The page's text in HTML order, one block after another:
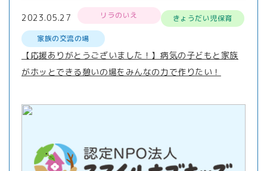
2023.05.27 リラのいえ
きょうだい児保育
家族の交流の場
【応援ありがとうございました！】病気の子どもと家族
がホッとできる憩いの場をみんなの力で作りたい！